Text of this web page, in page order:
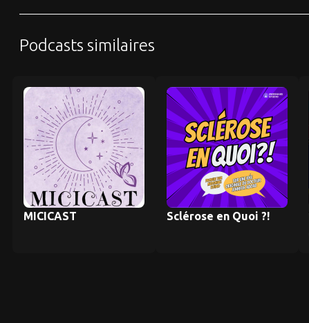
Podcasts similaires
MICICAST Sclérose en Quoi ?!